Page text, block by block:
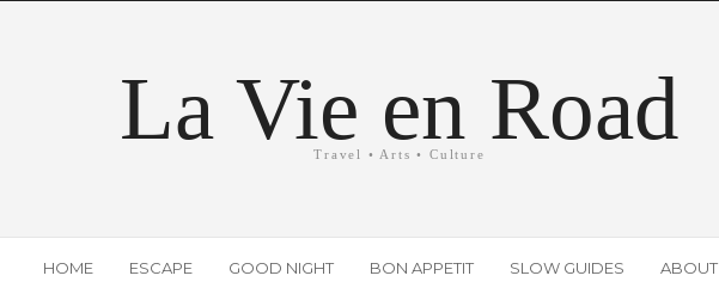
La Vie en Road
Travel • Arts • Culture
HOME ESCAPE GOOD NIGHT BON APPETIT SLOW GUIDES ABOUT